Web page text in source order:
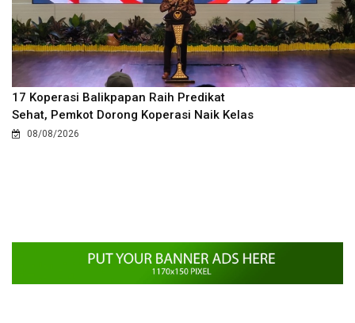
17 Koperasi Balikpapan Raih Predikat
Sehat, Pemkot Dorong Koperasi Naik Kelas
08/08/2026